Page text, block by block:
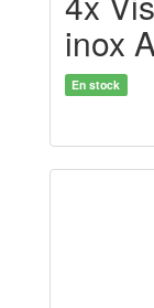
inox
En stock